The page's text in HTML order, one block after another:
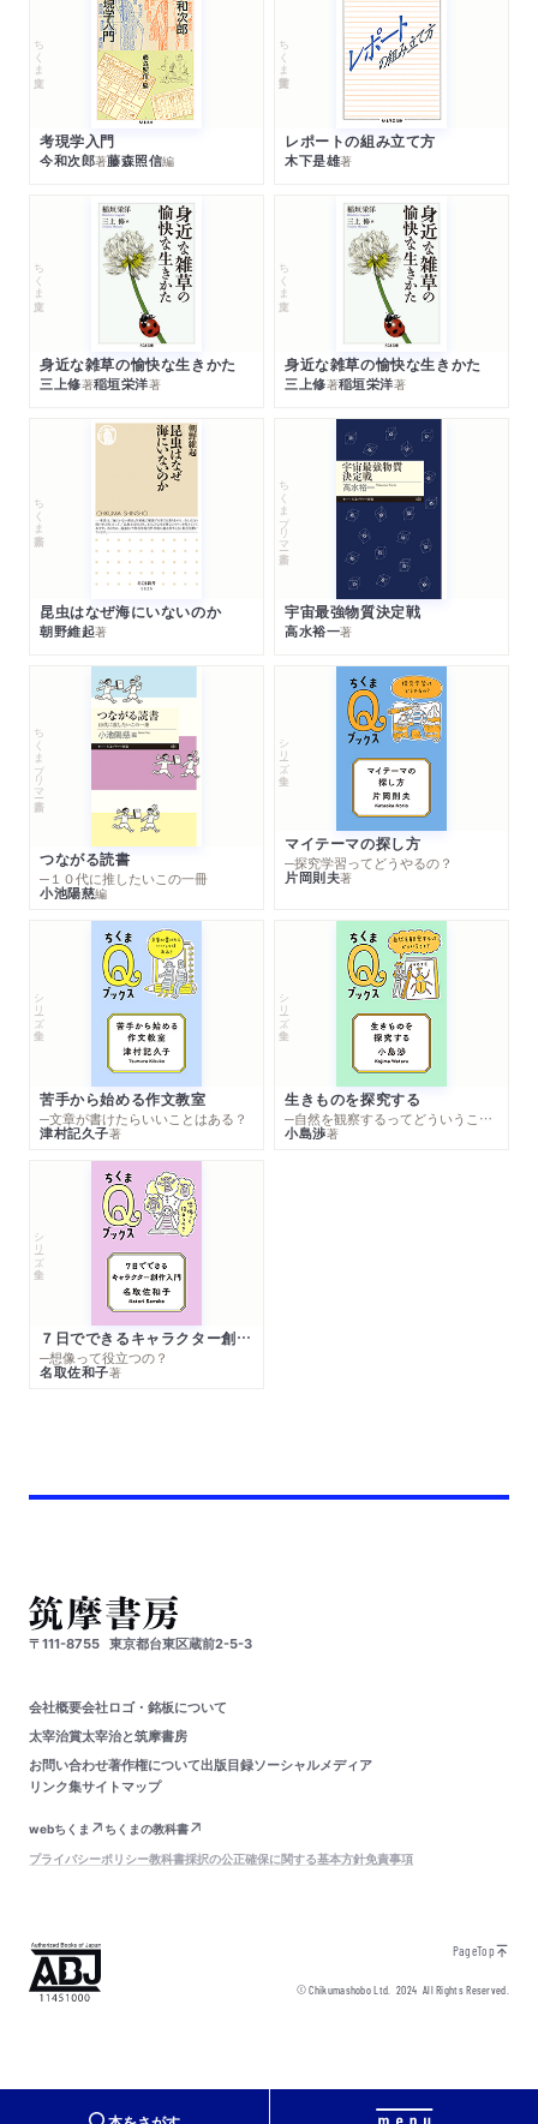
ちくま文庫
考現学入門
今和次郎著藤森照信編
ちくま学芸文庫
レポートの組み立て方
木下是雄著
ちくま文庫
身近な雑草の愉快な生きかた
三上修著稲垣栄洋著
ちくま文庫
身近な雑草の愉快な生きかた
三上修著稲垣栄洋著
ちくま新書
昆虫はなぜ海にいないのか
朝野維起著
ちくまプリマー新書
宇宙最強物質決定戦
高水裕一著
ちくまプリマー新書
つながる読書
─１０代に推したいこの一冊
小池陽慈編
シリーズ・全集
マイテーマの探し方
─探究学習ってどうやるの？
片岡則夫著
シリーズ・全集
苦手から始める作文教室
─文章が書けたらいいことはある？
津村記久子著
シリーズ・全集
生きものを探究する
─自然を観察するってどういうこと？
小島渉著
シリーズ・全集
７日でできるキャラクター創作入門
─想像って役立つの？
名取佐和子著
〒111-8755 東京都台東区蔵前2-5-3
会社概要会社ロゴ・銘板について
太宰治賞太宰治と筑摩書房
お問い合わせ著作権について出版目録ソーシャルメディア
リンク集サイトマップ
webちくま
ちくまの教科書
プライバシーポリシー教科書採択の公正確保に関する基本方針免責事項
PageTop
© Chikumashobo Ltd.2024 All Rights Reserved.